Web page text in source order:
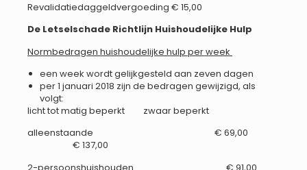
Revalidatiedaggeldvergoeding € 15,00
De Letselschade Richtlijn Huishoudelijke Hulp
Normbedragen huishoudelijke hulp per week
een week wordt gelijkgesteld aan zeven dagen
per 1 januari 2018 zijn de bedragen gewijzigd, als
volgt:
licht tot matig beperkt zwaar beperkt
alleenstaande € 69,00
€ 137,00